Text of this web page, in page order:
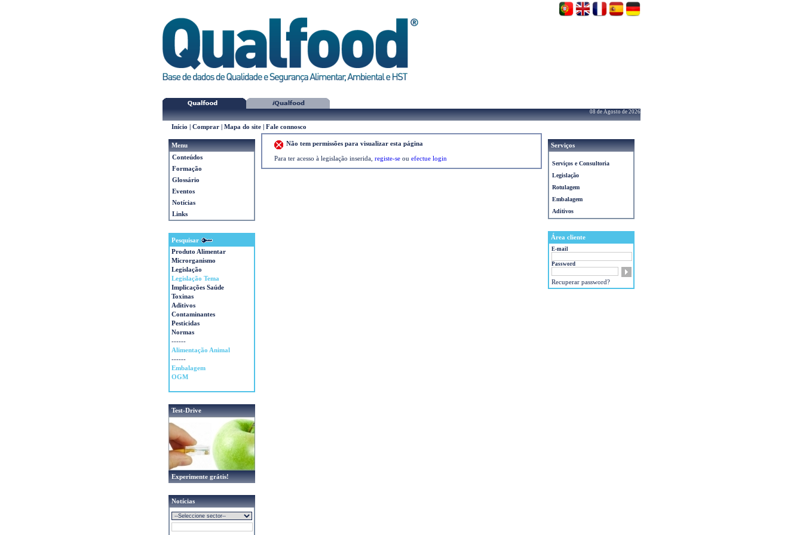
08 de Agosto de 2026
Início Comprar Mapa do site Fale connosco
Menu
Conteúdos
Formação
Glossário
Eventos
Notícias
Links
Pesquisar
Produto Alimentar
Microrganismo
Legislação
Legislação Tema
Implicações Saúde
Toxinas
Aditivos
Contaminantes
Pesticidas
Normas
------
Alimentação Animal
------
Embalagem
OGM
Test-Drive
Experimente grátis!
Notícias
Não tem permissões para visualizar esta página
Para ter acesso à legislação inserida, registe-se ou efectue login
Serviços
Serviços e Consultoria
Legislação
Rotulagem
Embalagem
Aditivos
Área cliente
E-mail
Password
Recuperar password?